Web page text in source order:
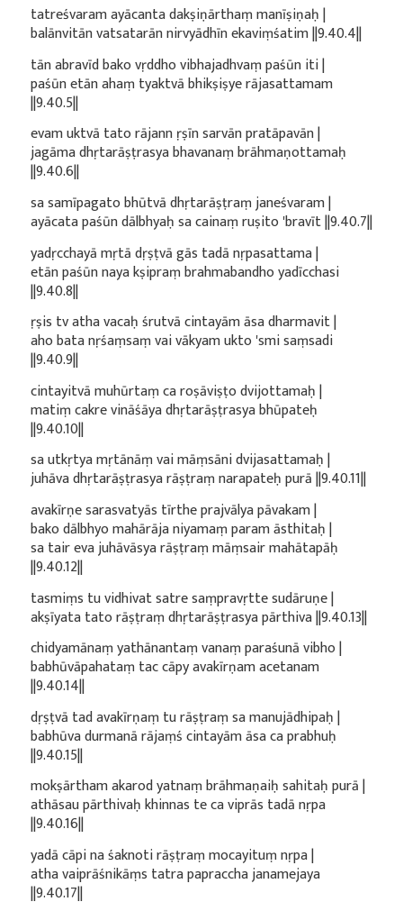
tatreśvaram ayācanta dakṣiṇārthaṃ manīṣiṇaḥ |
balānvitān vatsatarān nirvyādhīn ekaviṃśatim ||9.40.4||
tān abravīd bako vṛddho vibhajadhvaṃ paśūn iti |
paśūn etān ahaṃ tyaktvā bhikṣiṣye rājasattamam
||9.40.5||
evam uktvā tato rājann ṛṣīn sarvān pratāpavān |
jagāma dhṛtarāṣṭrasya bhavanaṃ brāhmaṇottamaḥ
||9.40.6||
sa samīpagato bhūtvā dhṛtarāṣṭraṃ janeśvaram |
ayācata paśūn dālbhyaḥ sa cainaṃ ruṣito 'bravīt ||9.40.7||
yadṛcchayā mṛtā dṛṣṭvā gās tadā nṛpasattama |
etān paśūn naya kṣipraṃ brahmabandho yadīcchasi
||9.40.8||
ṛṣis tv atha vacaḥ śrutvā cintayām āsa dharmavit |
aho bata nṛśaṃsaṃ vai vākyam ukto 'smi saṃsadi
||9.40.9||
cintayitvā muhūrtaṃ ca roṣāviṣṭo dvijottamaḥ |
matiṃ cakre vināśāya dhṛtarāṣṭrasya bhūpateḥ
||9.40.10||
sa utkṛtya mṛtānāṃ vai māṃsāni dvijasattamaḥ |
juhāva dhṛtarāṣṭrasya rāṣṭraṃ narapateḥ purā ||9.40.11||
avakīrṇe sarasvatyās tīrthe prajvālya pāvakam |
bako dālbhyo mahārāja niyamaṃ param āsthitaḥ |
sa tair eva juhāvāsya rāṣṭraṃ māṃsair mahātapāḥ
||9.40.12||
tasmiṃs tu vidhivat satre saṃpravṛtte sudāruṇe |
akṣīyata tato rāṣṭraṃ dhṛtarāṣṭrasya pārthiva ||9.40.13||
chidyamānaṃ yathānantaṃ vanaṃ paraśunā vibho |
babhūvāpahataṃ tac cāpy avakīrṇam acetanam
||9.40.14||
dṛṣṭvā tad avakīrṇaṃ tu rāṣṭraṃ sa manujādhipaḥ |
babhūva durmanā rājaṃś cintayām āsa ca prabhuḥ
||9.40.15||
mokṣārtham akarod yatnaṃ brāhmaṇaiḥ sahitaḥ purā |
athāsau pārthivaḥ khinnas te ca viprās tadā nṛpa
||9.40.16||
yadā cāpi na śaknoti rāṣṭraṃ mocayituṃ nṛpa |
atha vaiprāśnikāṃs tatra papraccha janamejaya
||9.40.17||